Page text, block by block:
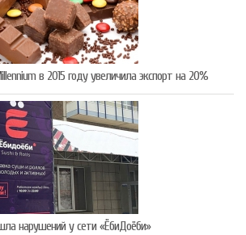
в 2015 году увеличила экспорт на 20%
нарушений у сети «ЁбиДоёби»